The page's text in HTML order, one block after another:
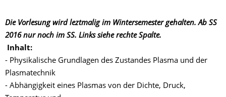
Die Vorlesung wird leztmalig im Wintersemester gehalten. Ab SS
2016 nur noch im SS. Links siehe rechte Spalte.
Inhalt:
- Physikalische Grundlagen des Zustandes Plasma und der
Plasmatechnik
- Abhängigkeit eines Plasmas von der Dichte, Druck,